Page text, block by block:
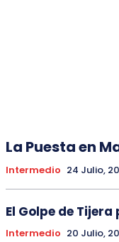
La Puesta en
Intermedio 24 Julio,
El Golpe de
Intermedio 20 Julio,